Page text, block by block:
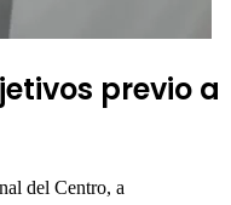
previo a
del Centro, a